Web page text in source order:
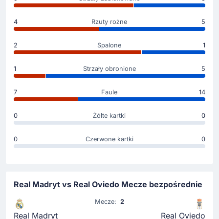
4 Rzuty rożne 5
2 Spalone 1
1 Strzały obronione 5
7 Faule 14
0 Żółte kartki 0
0 Czerwone kartki 0
Real Madryt vs Real Oviedo Mecze bezpośrednie
Real Madryt
Mecze: 2
Real Oviedo